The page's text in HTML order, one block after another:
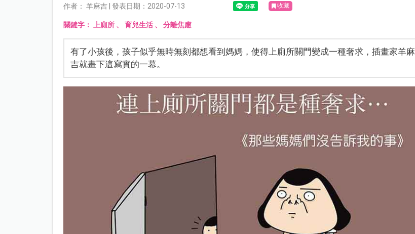
作者： 羊麻吉 | 發表日期：2020-07-13 收藏
關鍵字： 上廁所、 育兒生活、 分離焦慮
有了小孩後，孩子似乎無時無刻都想看到媽媽，使得上廁所關門變成一種奢求，插畫家羊麻
吉就畫下這寫實的一幕。